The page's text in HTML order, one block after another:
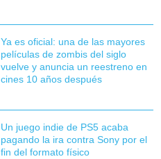
Ya es oficial: una de las mayores
películas de zombis del siglo
vuelve y anuncia un reestreno en
cines 10 años después
Un juego indie de PS5 acaba
pagando la ira contra Sony por el
fin del formato físico